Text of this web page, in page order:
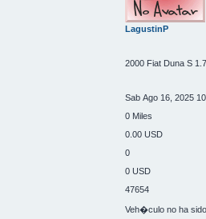
LagustinP
2000 Fiat Duna S
Sab Ago 16, 2025
0 Miles
0.00 USD
0
0 USD
47654
Veh�culo no ha